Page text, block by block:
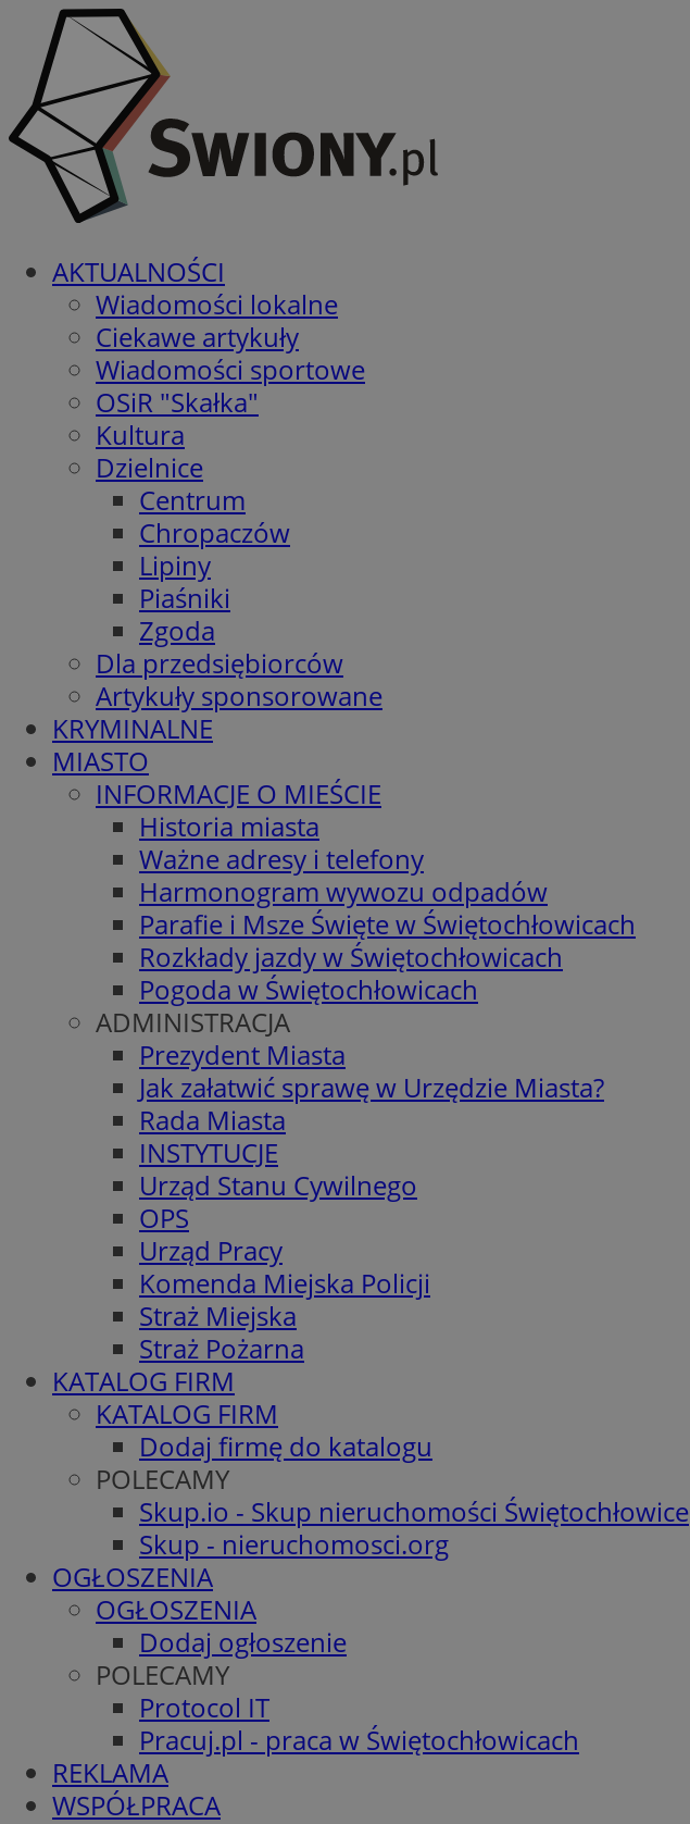
AKTUALNOŚCI
Wiadomości lokalne
Ciekawe artykuły
Wiadomości sportowe
OSiR "Skałka"
Kultura
Dzielnice
Centrum
Chropaczów
Lipiny
Piaśniki
Zgoda
Dla przedsiębiorców
Artykuły sponsorowane
KRYMINALNE
MIASTO
INFORMACJE O MIEŚCIE
Historia miasta
Ważne adresy i telefony
Harmonogram wywozu odpadów
Parafie i Msze Święte w Świętochłowicach
Rozkłady jazdy w Świętochłowicach
Pogoda w Świętochłowicach
ADMINISTRACJA
Prezydent Miasta
Jak załatwić sprawę w Urzędzie Miasta?
Rada Miasta
INSTYTUCJE
Urząd Stanu Cywilnego
OPS
Urząd Pracy
Komenda Miejska Policji
Straż Miejska
Straż Pożarna
KATALOG FIRM
KATALOG FIRM
Dodaj firmę do katalogu
POLECAMY
Skup.io - Skup nieruchomości Świętochłowice
Skup - nieruchomosci.org
OGŁOSZENIA
OGŁOSZENIA
Dodaj ogłoszenie
POLECAMY
Protocol IT
Pracuj.pl - praca w Świętochłowicach
REKLAMA
WSPÓŁPRACA